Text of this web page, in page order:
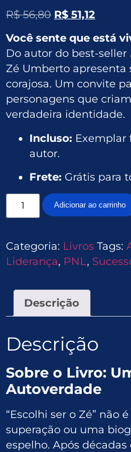
R$56,80 R$ 51,12
Você sente que está
Do autor do best-seller
Zé Umberto apresenta
corajosa. Um convite
personagens que
verdadeira identidade.
Incluso: Exemplar
autor.
Frete: Grátis para
Adicionar ao carrinho
Categoria: Livros Tags:
Liderança, PNL,
Descrição
Descrição
Sobre o Livro:
Autoverdade
“Escolhi ser o Zé” não
superação ou uma
espelho. Após